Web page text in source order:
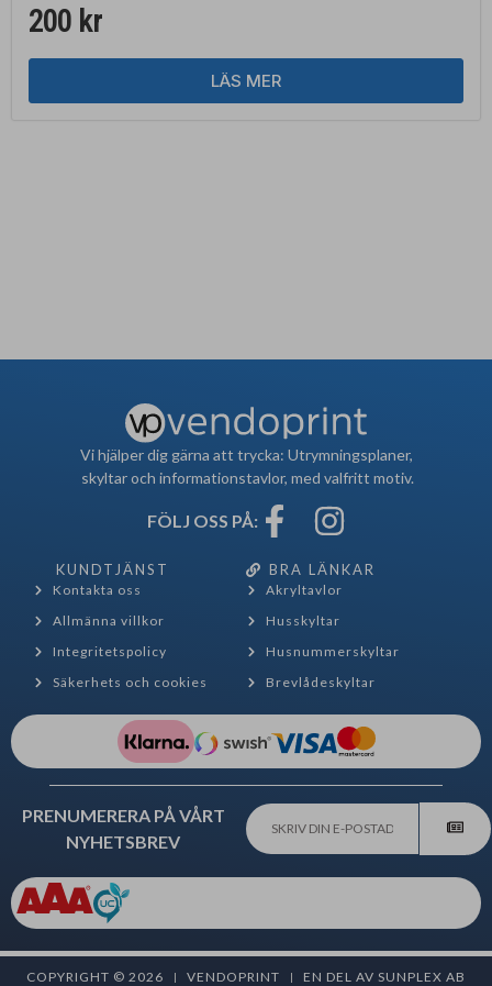
200 kr
LÄS MER
Vi hjälper dig gärna att trycka: Utrymningsplaner,
skyltar och informationstavlor, med valfritt motiv.
FÖLJ OSS PÅ:
KUNDTJÄNST
Kontakta oss
Allmänna villkor
Integritetspolicy
Säkerhets och cookies
BRA LÄNKAR
Akryltavlor
Husskyltar
Husnummerskyltar
Brevlådeskyltar
PRENUMERERA PÅ VÅRT
NYHETSBREV
COPYRIGHT © 2026 VENDOPRINT EN DEL AV SUNPLEX AB